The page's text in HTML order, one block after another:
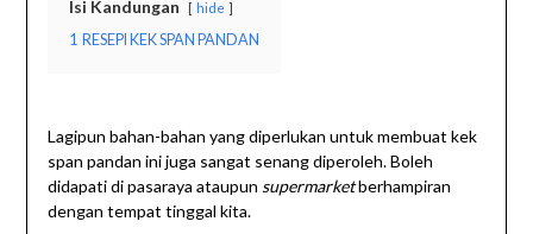
Isi Kandungan hide
1 RESEPI KEK SPAN PANDAN
Lagipun bahan-bahan yang diperlukan untuk membuat kek
span pandan ini juga sangat senang diperoleh. Boleh
didapati di pasaraya ataupun supermarketberhampiran
dengan tempat tinggal kita.